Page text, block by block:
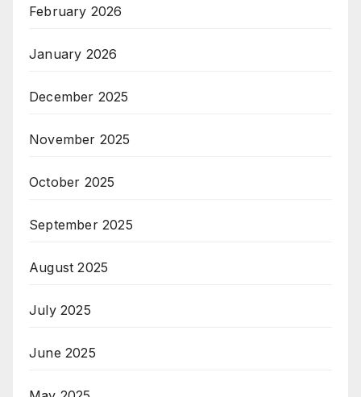
February 2026
January 2026
December 2025
November 2025
October 2025
September 2025
August 2025
July 2025
June 2025